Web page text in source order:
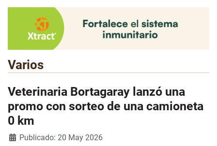
Varios
Veterinaria Bortagaray lanzó una
promo con sorteo de una camioneta
0 km
Detalles
Publicado: 20 May 2026